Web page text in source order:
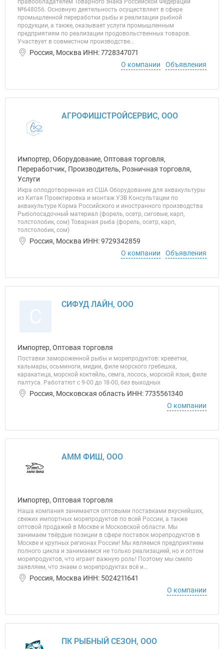
правообладателем Товарного знака Российской Федерации
№648056. Основную деятельность осуществляет в сфере
промышленной переработки рыбы и реализации рыбной
продукции, а также, оказывает услуги промышленным
предприятиям по реализации продовольственных товаров.
Участвует в совместном производстве...
Россия, Москва ИНН: 7728347071
О компании
Объявления
АГРОФИШСТРОЙСЕРВИС, ООО
Импортер, Оборудование, Оптовая торговля,
Переработчик, Производитель, Розничная торговля,
Услуги
Икра оплодотворенная из США Оборудование для аквакультуры
из Китая Проектировка и монтаж УЗВ Консультации по
аквакультуре Корма Российского и иностранного производства
Рыбопосадочный материал (форель, осетр, сиговые, карп,
толстолобик, сом) Товарная рыба (форель, осетр, карп,
толстолобик, сом)
Россия, Москва ИНН: 9729342859
О компании
Объявления
СИФУД ЛАЙН, ООО
Импортер, Оптовая торговля
Поставки замороженной рыбы и морепродуктов: креветки,
кальмары, осьминоги, мидии, филе морского гребешка,
каракатица, морской коктейль, семга, лосось, морской язык, филе
палтуса. Работатют с 9-00 до 18-00, без выходных
Россия, Московская область ИНН: 7735561340
О компании
АММ ФИШ, ООО
Импортер, Оптовая торговля
Наша компания занимается оптовыми поставками вкуснейших,
свежих импортных морепродуктов по всей России, а также
оптовой продажей в Москве и Московской области. Мы
занимаем твёрдые позиции в сфере поставок морепродуктов в
Москве и крупных регионах России! Мы являемся предприятием
полного цикла и занимаемся не только реализацией, но и оптом
морепродуктов, что играет важную роль! Поэтому мы смело
заявляем, что знаем о морепродуктах всё и...
Россия, Москва ИНН: 5024211641
О компании
ПК РЫБНЫЙ СЕЗОН, ООО